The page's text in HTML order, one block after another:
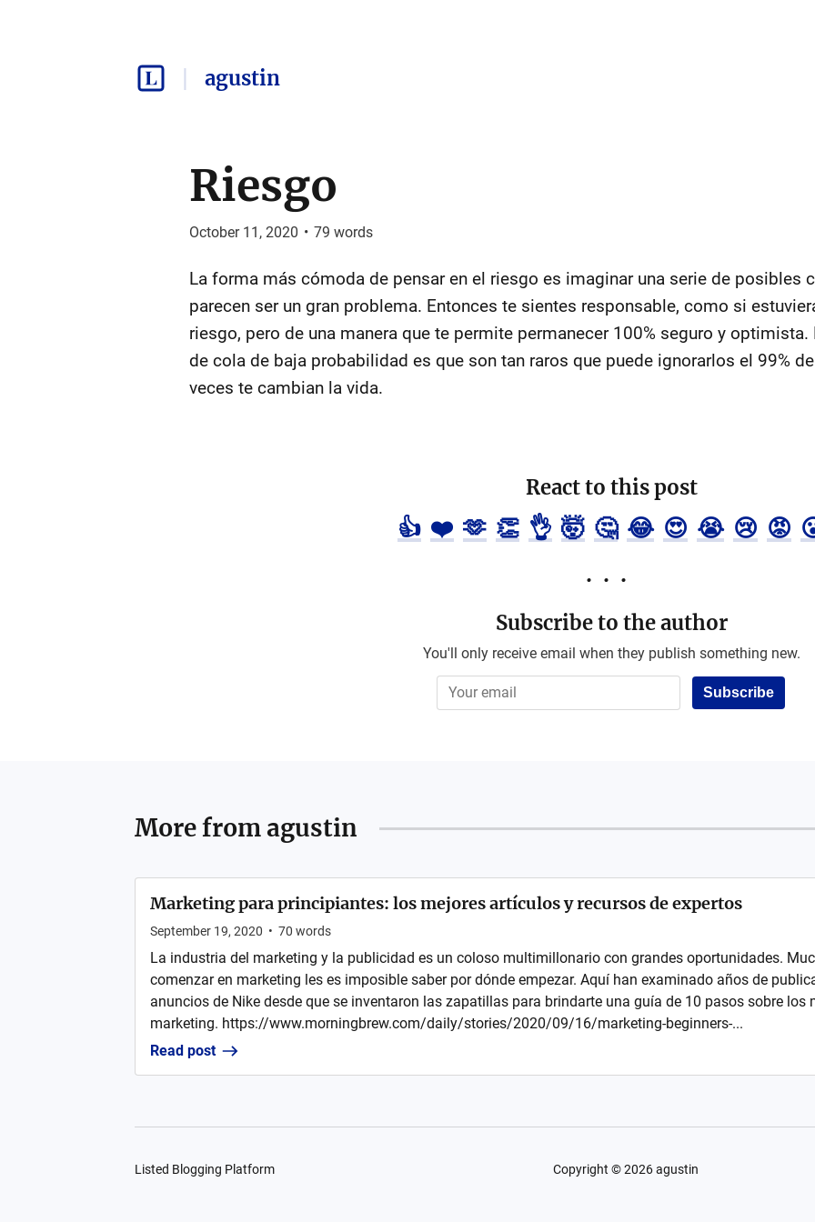
agustin
Riesgo
October 11, 2020 • 79 words
La forma más cómoda de pensar en el riesgo es imaginar una serie de posibles
parecen ser un gran problema. Entonces te sientes responsable, como si
riesgo, pero de una manera que te permite permanecer 100% seguro y
de cola de baja probabilidad es que son tan raros que puede ignorarlos el 99%
veces te cambian la vida.
React to this post
👍 ❤️ 🫶 👏 👌 🤯 🤔 😂 😍 😭 😢 😡
Subscribe to the author
You'll only receive email when they publish something new.
Subscribe
More from agustin
Marketing para principiantes: los mejores artículos y recursos de expertos
September 19, 2020 • 70 words
La industria del marketing y la publicidad es un coloso multimillonario con grandes oportunidades.
comenzar en marketing les es imposible saber por dónde empezar. Aquí han examinado años de
anuncios de Nike desde que se inventaron las zapatillas para brindarte una guía de 10 pasos sobre los
marketing. https://www.morningbrew.com/daily/stories/2020/09/16/marketing-beginners-...
Read post
Listed Blogging Platform Copyright ©2026 agustin